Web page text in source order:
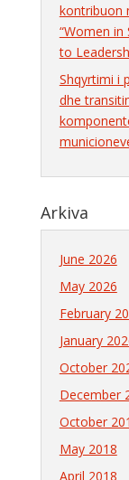
kontribuon
“Women
to
Shqyrtimi i
dhe
Arkiva
June 2026
May 2026
February
January
October
December
October
May 2018
April 2018